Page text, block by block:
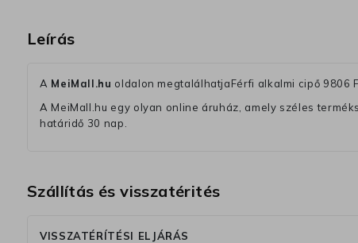
Leírás
A MeiMall.hu oldalon megtalálhatjaFérfi alkalmi cipő 9806
A MeiMall.hu egy olyan online áruház, amely széles
határidő 30 nap.
Szállítás és visszatérités
VISSZATÉRÍTÉSI ELJÁRÁS